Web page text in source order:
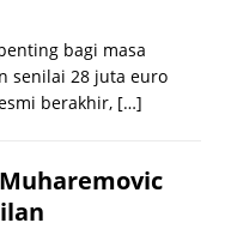
bagi masa
senilai 28 juta euro
berakhir, […]